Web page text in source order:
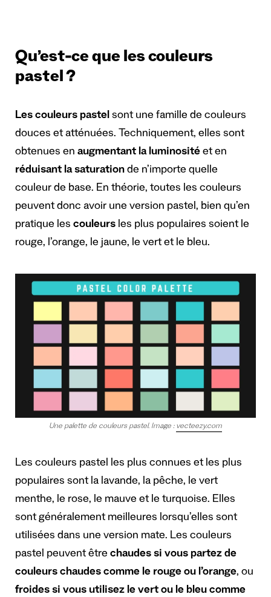
Qu’est-ce que les couleurs
pastel ?
Les couleurs pastel sont une famille de couleurs
douces et atténuées. Techniquement, elles sont
obtenues en augmentant la luminosité et en
réduisant la saturation de n’importe quelle
couleur de base. En théorie, toutes les couleurs
peuvent donc avoir une version pastel, bien qu’en
pratique les couleurs les plus populaires soient le
rouge, l’orange, le jaune, le vert et le bleu.
Une palette de couleurs pastel. Image : vecteezy.com
Les couleurs pastel les plus connues et les plus
populaires sont la lavande, la pêche, le vert
menthe, le rose, le mauve et le turquoise. Elles
sont généralement meilleures lorsqu’elles sont
utilisées dans une version mate. Les couleurs
pastel peuvent être chaudes si vous partez de
couleurs chaudes comme le rouge ou l’orange, ou
froides si vous utilisez le vert ou le bleu comme